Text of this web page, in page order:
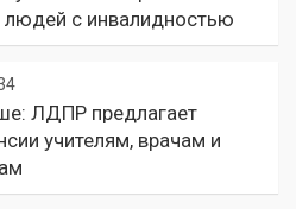
людей с инвалидностью
ЛДПР предлагает
учителям, врачам и